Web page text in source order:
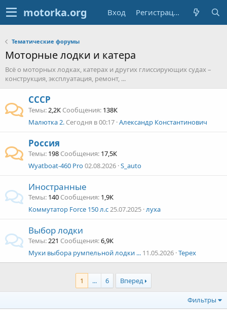
Вход Регистрация
Тематические форумы
Моторные лодки и катера
Всё о моторных лодках, катерах и других глиссирующих судах –
конструкция, эксплуатация, ремонт, ...
СССР
Темы 2,2К Сообщения 138К
Малютка 2. Сегодня в 00:17 Александр Константинович
Россия
Темы 198 Сообщения 17,5К
Wyatboat-460 Pro02.08.2026 S_auto
Иностранные
Темы 140 Сообщения 1,9К
Коммутатор Force 150 л.с25.07.2025 луха
Выбор лодки
Темы 221 Сообщения 6,9К
Муки выбора румпельной лодки ... 11.05.2026 Терех
1 ... 6 Вперед
Фильтры